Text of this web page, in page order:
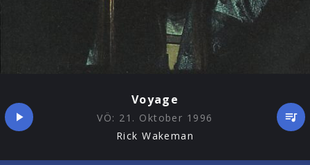
Voyage
VÖ: 21. Oktober 1996
Rick Wakeman